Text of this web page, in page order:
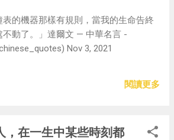
表的機器那樣有規則，當我的生命告終
不動了。」達爾文 — 中華名言 -
Nov 3, 2021
閱讀更多
，在一生中某些時刻都